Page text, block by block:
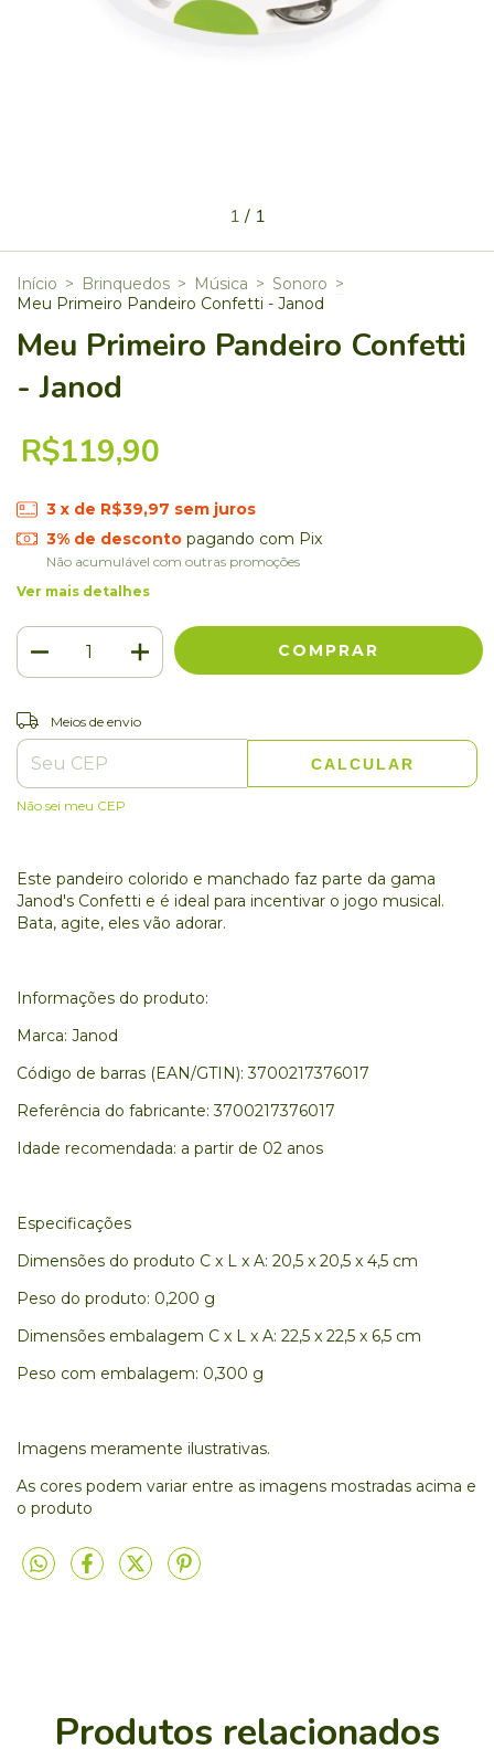
1/ 1
Início > Brinquedos > Música > Sonoro >
Meu Primeiro Pandeiro Confetti - Janod
Meu Primeiro Pandeiro Confetti
- Janod
R$119,90
3 x de R$39,97 sem juros
3% de descontopagando com Pix
Não acumulável com outras promoções
Ver mais detalhes
Entregas para o CEP:
Meios de envio
CALCULAR
Não sei meu CEP
Este pandeiro colorido e manchado faz parte da gama
Janod's Confetti e é ideal para incentivar o jogo musical.
Bata, agite, eles vão adorar.
Informações do produto:
Marca: Janod
Código de barras (EAN/GTIN): 3700217376017
Referência do fabricante: 3700217376017
Idade recomendada: a partir de 02 anos
Especificações
Dimensões do produto C x L x A: 20,5 x 20,5 x 4,5 cm
Peso do produto: 0,200 g
Dimensões embalagem C x L x A: 22,5 x 22,5 x 6,5 cm
Peso com embalagem: 0,300 g
Imagens meramente ilustrativas.
As cores podem variar entre as imagens mostradas acima e
o produto
Produtos relacionados